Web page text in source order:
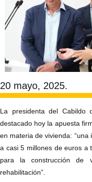
20 mayo, 2025.
La presidenta del Cabildo
destacado hoy la apuesta
en materia de vivienda:
a casi 5 millones de euros a
para la construcción de
rehabilitación”.